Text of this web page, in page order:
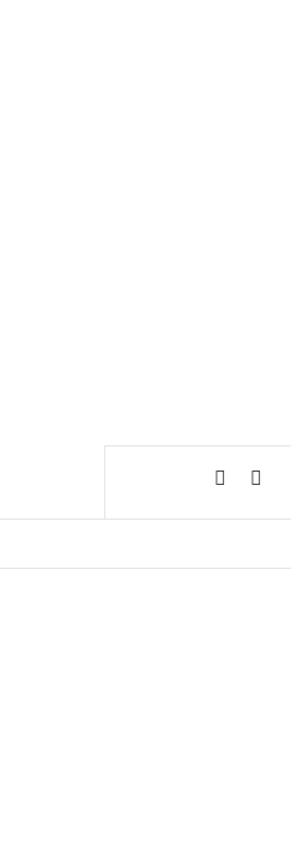
إضافة عمود جانبي